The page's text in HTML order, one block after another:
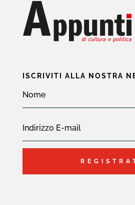
ISCRIVITI ALLA NOSTRA